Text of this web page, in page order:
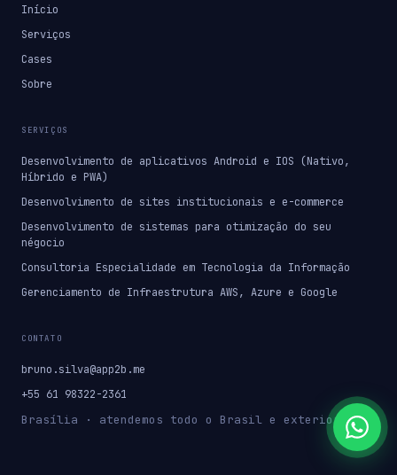
Início
Serviços
Cases
Sobre
SERVIÇOS
Desenvolvimento de aplicativos Android e IOS (Nativo,
Híbrido e PWA)
Desenvolvimento de sites institucionais e e-commerce
Desenvolvimento de sistemas para otimização do seu
négocio
Consultoria Especialidade em Tecnologia da Informação
Gerenciamento de Infraestrutura AWS, Azure e Google
CONTATO
bruno.silva@app2b.me
+55 61 98322-2361
Brasília · atendemos todo o Brasil e exterior